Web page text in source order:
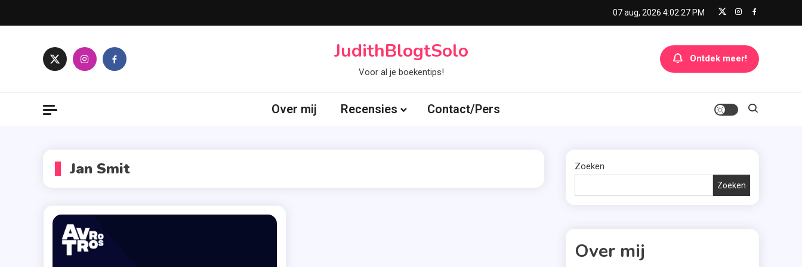
to
07 aug, 2026 4:02:27 PM
JudithBlogtSolo
Voor al je boekentips!
Ontdek meer!
Over mij Recensies Contact/Pers
Jan Smit Zoeken
Zoeken
Over mij